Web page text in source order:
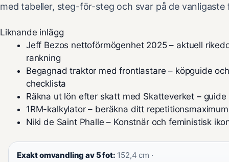
med tabeller, steg-för-steg och svar på de vanligaste
Liknande inlägg
Jeff Bezos nettoförmögenhet 2025 – aktuell
rankning
Begagnad traktor med frontlastare – köpguide och
checklista
Räkna ut lön efter skatt med Skatteverket –
1RM-kalkylator – beräkna ditt
Niki de Saint Phalle – Konstnär och feministisk
Exakt omvandling av 5 fot: 152,4 cm ·